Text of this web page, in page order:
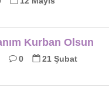
Kurban Olsun
0
21 Şubat